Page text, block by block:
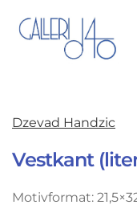
Dzevad Handzic
Vestkant
Motivformat: